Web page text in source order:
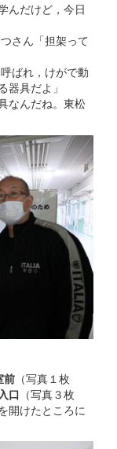
んだけど，今日
さん「担架って
ばれ，けがで動
器具だよ」
なんだね。東松
前 （写真１枚
口 （写真３枚
開けたところに